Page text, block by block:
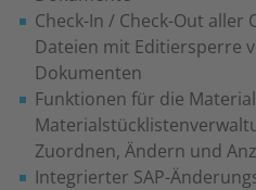
Check-In / Check-Out
Dateien mit Editiersperre
Dokumenten
Funktionen für die
Zuordnen, Ändern und
Integrierter SAP-